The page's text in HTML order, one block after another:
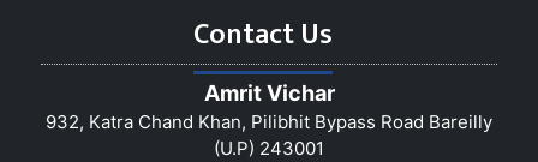
Contact Us
Amrit Vichar
932, Katra Chand Khan, Pilibhit Bypass Road Bareilly
(U.P) 243001